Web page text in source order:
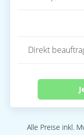
Direkt
Alle Preise inkl.